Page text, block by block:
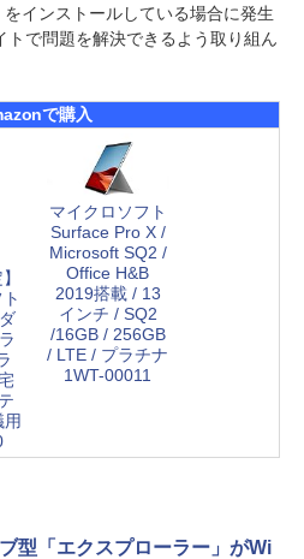
インストールしている場合に発生
トで問題を解決できるよう取り組ん
で購入
マイクロソフト
Surface Pro X /
Microsoft SQ2 /
Office H&B
2019搭載 / 13
インチ / SQ2
/16GB / 256GB
/ LTE / プラチナ
1WT-00011
型「エクスプローラー」がWi